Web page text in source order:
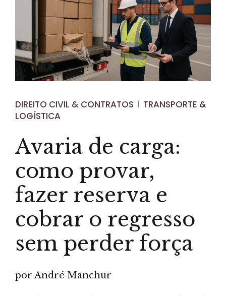
DIREITO CIVIL & CONTRATOS
TRANSPORTE &
LOGÍSTICA
Avaria de carga:
como provar,
fazer reserva e
cobrar o regresso
sem perder força
por André Manchur